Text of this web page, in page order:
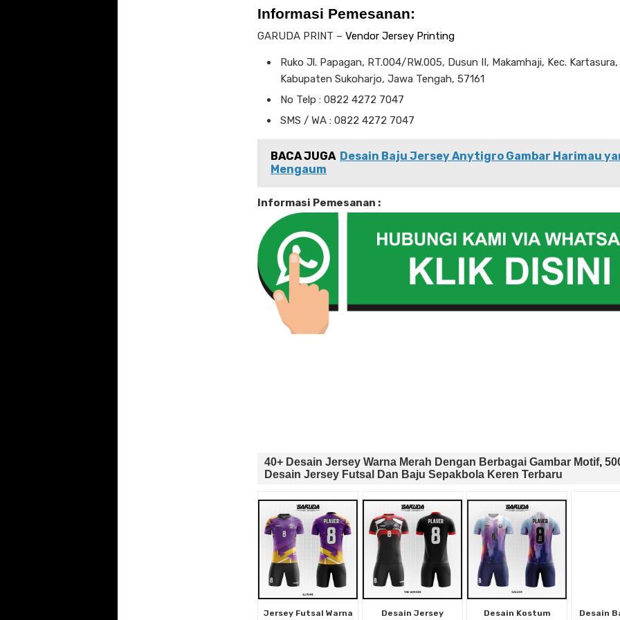
Informasi Pemesanan:
GARUDA PRINT – Vendor Jersey Printing
Ruko Jl. Papagan, RT.004/RW.005, Dusun II, Makamhaji, Kec. Kartasura,
Kabupaten Sukoharjo, Jawa Tengah, 57161
No Telp : 0822 4272 7047
SMS / WA : 0822 4272 7047
BACA JUGA Desain Baju Jersey Anytigro Gambar Harimau
Mengaum
Informasi Pemesanan :
40+ Desain Jersey Warna Merah Dengan Berbagai Gambar Motif,
Desain Jersey Futsal Dan Baju Sepakbola Keren Terbaru
Jersey Futsal Warna
Desain Jersey
Desain Kostum
Desain